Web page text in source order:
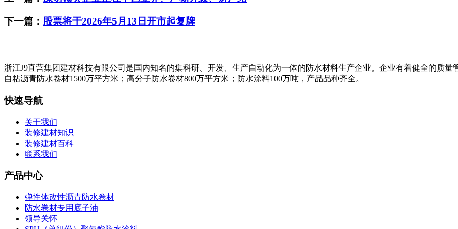
下一篇： 股票将于2026年5月13日开市起复牌
浙江J9直营集团建材科技有限公司是国内知名的集科研、开发、生产自动化为一体的防水材料生产企业。企业有着健全的质
自粘沥青防水卷材1500万平方米；高分子防水卷材800万平方米；防水涂料100万吨，产品品种齐全。
快速导航
关于我们
装修建材知识
装修建材百科
联系我们
产品中心
弹性体改性沥青防水卷材
防水卷材专用底子油
领导关怀